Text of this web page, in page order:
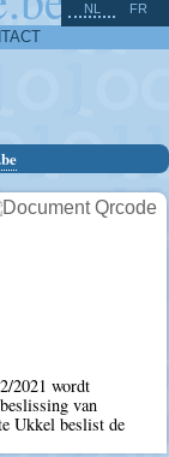
NL FR
2021 wordt
van
Ukkel beslist de
^